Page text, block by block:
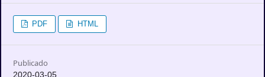
PDF HTML
Publicado
2020-03-05